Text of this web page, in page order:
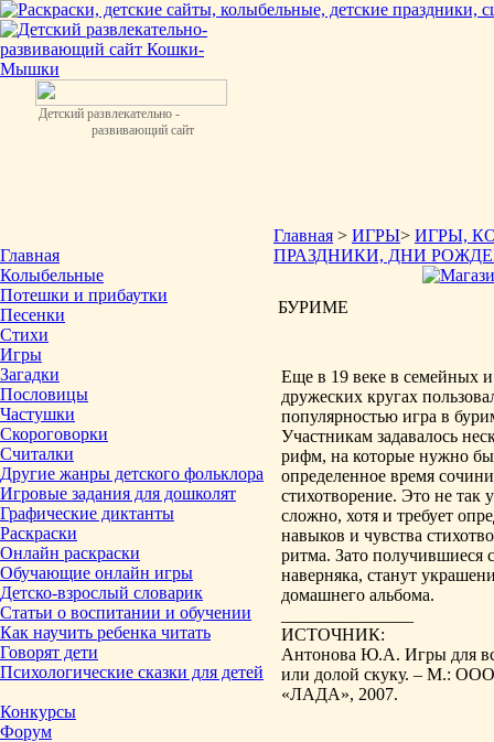
Детский развлекательно -
развивающий сайт
Главная
Колыбельные
Потешки и прибаутки
Песенки
Стихи
Игры
Загадки
Пословицы
Частушки
Скороговорки
Считалки
Другие жанры детского фольклора
Игровые задания для дошколят
Графические диктанты
Раскраски
Онлайн раскраски
Обучающие онлайн игры
Детско-взрослый словарик
Статьи о воспитании и обучении
Как научить ребенка читать
Говорят дети
Психологические сказки для детей
Конкурсы
Форум
Главная > ИГРЫ> ИГРЫ,
ПРАЗДНИКИ, ДНИ
БУРИМЕ
Еще в 19 веке в семейных и
дружеских кругах
популярностью игра в
Участникам задавалось
рифм, на которые нужно
определенное время
стихотворение. Это не так
сложно, хотя и требует
навыков и чувства
ритма. Зато получившиеся
наверняка, станут
домашнего альбома.
ИСТОЧНИК:
Антонова Ю.А. Игры для
или долой скуку. – М.:
«ЛАДА», 2007.